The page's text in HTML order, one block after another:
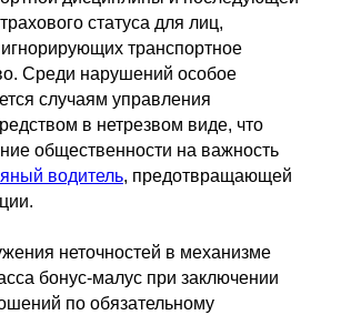
статуса для лиц,
транспортное
Среди нарушений особое
случаям управления
в нетрезвом виде, что
общественности на важность
водитель, предотвращающей
неточностей в механизме
бонус-малус при заключении
по обязательному